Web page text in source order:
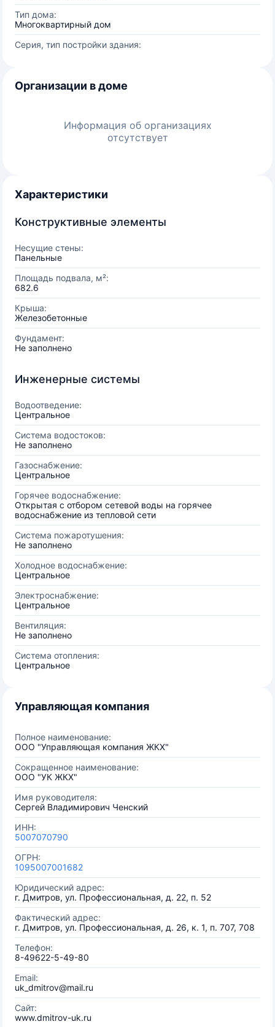
Тип дома:
Многоквартирный дом
Серия, тип постройки здания:
Организации в доме
Информация об организациях
отсутствует
Характеристики
Конструктивные элементы
Несущие стены:
Панельные
Площадь подвала, м²:
682.6
Крыша:
Железобетонные
Фундамент:
Не заполнено
Инженерные системы
Водоотведение:
Центральное
Система водостоков:
Не заполнено
Газоснабжение:
Центральное
Горячее водоснабжение:
Открытая с отбором сетевой воды на горячее
водоснабжение из тепловой сети
Система пожаротушения:
Не заполнено
Холодное водоснабжение:
Центральное
Электроснабжение:
Центральное
Вентиляция:
Не заполнено
Система отопления:
Центральное
Управляющая компания
Полное наименование:
ООО "Управляющая компания ЖКХ"
Сокращенное наименование:
ООО "УК ЖКХ"
Имя руководителя:
Сергей Владимирович Ченский
ИНН:
5007070790
ОГРН:
1095007001682
Юридический адрес:
г. Дмитров, ул. Профессиональная, д. 22, п. 52
Фактический адрес:
г. Дмитров, ул. Профессиональная, д. 26, к. 1, п. 707, 708
Телефон:
8-49622-5-49-80
Email:
uk_dmitrov@mail.ru
Сайт:
www.dmitrov-uk.ru